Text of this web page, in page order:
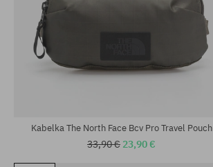
Kabelka The North Face Bcv Pro Travel Pouch
33,90 € 23,90 €